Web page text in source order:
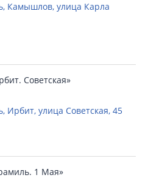
Камышлов, улица Карла
Советская»
Ирбит, улица Советская, 45
1 Мая»